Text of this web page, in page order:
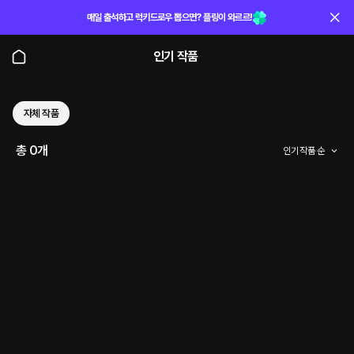
매일 출석하고 럭키드로우 뽑으면? 플링이 와르르!
인기 작품
자체 작품
총 0개 인기 작품 순